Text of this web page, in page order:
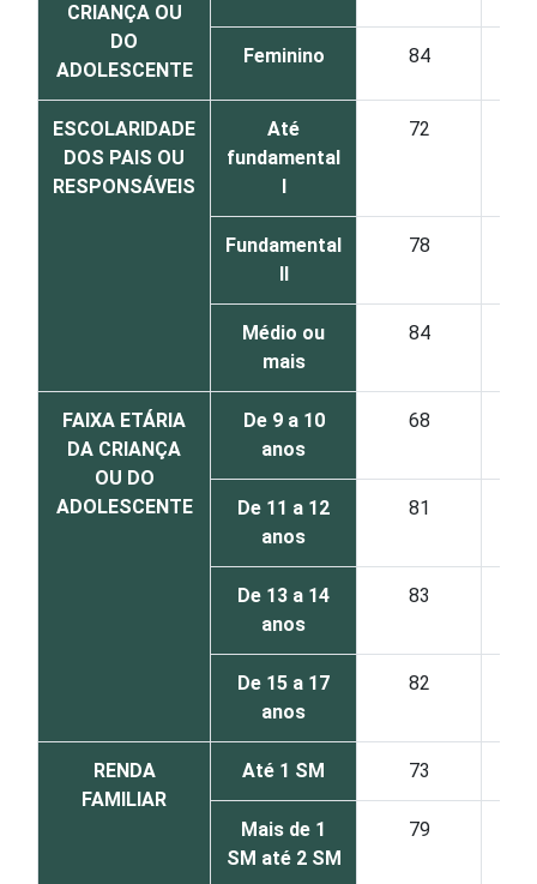
CRIANÇA OU
DO
ADOLESCENTE
Feminino 84
ESCOLARIDADE
DOS PAIS OU
RESPONSÁVEIS
Até
fundamental
I
72
Fundamental
II
78
Médio ou
mais
84
FAIXA ETÁRIA
DA CRIANÇA
OU DO
ADOLESCENTE
De 9 a 10
anos
68
De 11 a 12
anos
81
De 13 a 14
anos
83
De 15 a 17
anos
82
RENDA
FAMILIAR
Até 1 SM 73
Mais de 1
SM até 2 SM
79